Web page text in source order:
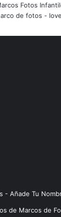
Fotos
de fotos -
- Añade Tu
de Marcos de